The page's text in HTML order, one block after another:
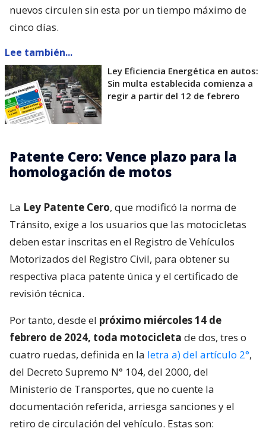
nuevos circulen sin esta por un tiempo máximo de
cinco días.
Lee también...
Ley Eficiencia Energética en autos:
Sin multa establecida comienza a
regir a partir del 12 de febrero
Patente Cero: Vence plazo para la
homologación de motos
La Ley Patente Cero, que modificó la norma de
Tránsito, exige a los usuarios que las motocicletas
deben estar inscritas en el Registro de Vehículos
Motorizados del Registro Civil, para obtener su
respectiva placa patente única y el certificado de
revisión técnica.
Por tanto, desde el próximo miércoles 14 de
febrero de 2024, toda motocicleta de dos, tres o
cuatro ruedas, definida en la letra a) del artículo 2°,
del Decreto Supremo N° 104, del 2000, del
Ministerio de Transportes, que no cuente la
documentación referida, arriesga sanciones y el
retiro de circulación del vehículo. Estas son: